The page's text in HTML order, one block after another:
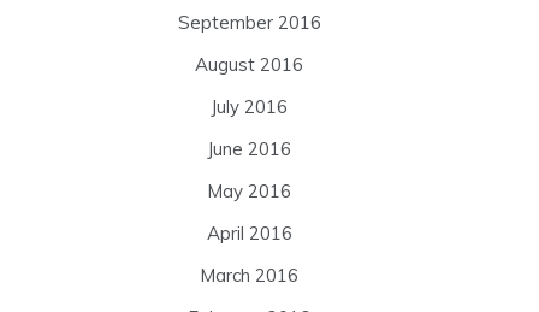
September 2016
August 2016
July 2016
June 2016
May 2016
April 2016
March 2016